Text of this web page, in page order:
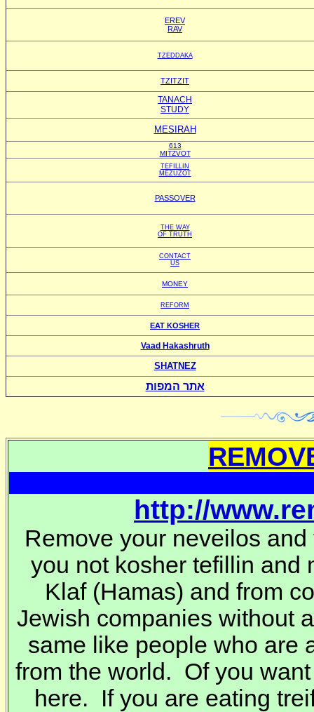
EREV
RAV
TZEDDAKA
TZITZIT
TANACH
STUDY
MESIRAH
613
MITZVOT
TEFILLIN
MEZUZOT
PASSOVER
THE WAY
OF TRUTH
CONTACT
US
MONEY
REFORM
EAT KOSHER
Vaad Hakashruth
SHATNEZ
אתר המפות
http://
Remove your neveilos
you not kosher tefillin and
Klaf (Hamas) and from
Jewish companies without
same like people who are
from the world. Of you
here. If you are eating